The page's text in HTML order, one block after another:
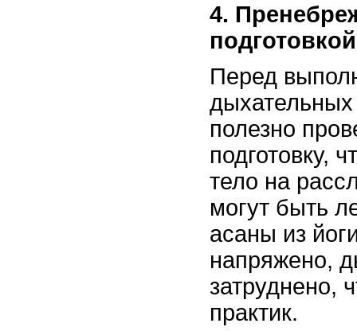
4.
подготовкой
Перед
полезно
подготовку,
тело на
могут быть
асаны из
напряжено,
затруднено,
практик.